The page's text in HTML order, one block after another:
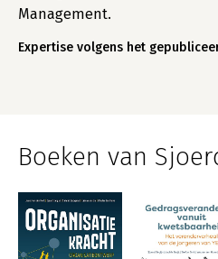
Management.
Expertise volgens het
Boeken van